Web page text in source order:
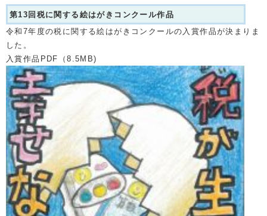
第13 回税に関する絵はがきコンクール作品
令和7年度の税に関する絵はがきコンクールの入賞作品が決まりま
した。
入賞作品PDF（8.5MB)